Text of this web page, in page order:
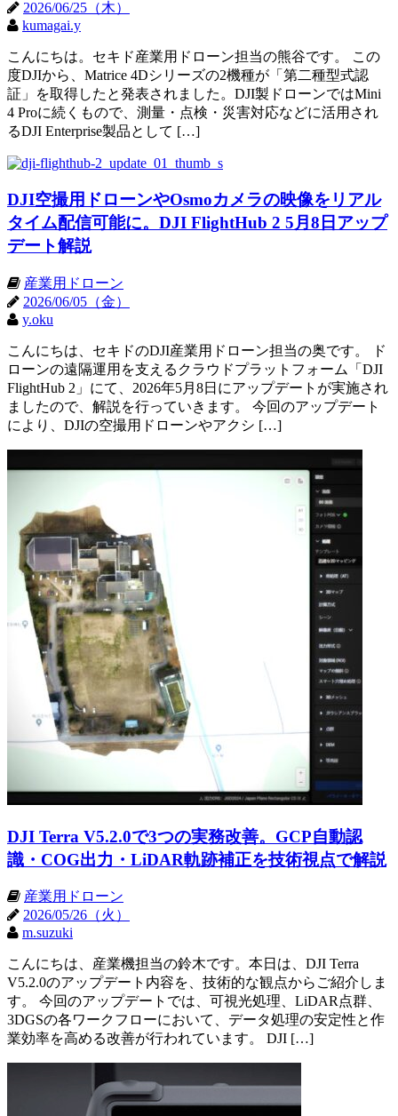
2026/06/25（木）
kumagai.y
こんにちは。セキド産業用ドローン担当の熊谷です。 この
度DJIから、Matrice 4Dシリーズの2機種が「第二種型式認
証」を取得したと発表されました。DJI製ドローンではMini
4 Proに続くもので、測量・点検・災害対応などに活用され
るDJI Enterprise製品として […]
DJI空撮用ドローンやOsmoカメラの映像をリアル
タイム配信可能に。DJI FlightHub 2 5月8日アップ
デート解説
産業用ドローン
2026/06/05（金）
y.oku
こんにちは、セキドのDJI産業用ドローン担当の奥です。 ド
ローンの遠隔運用を支えるクラウドプラットフォーム「DJI
FlightHub 2」にて、2026年5月8日にアップデートが実施され
ましたので、解説を行っていきます。 今回のアップデート
により、DJIの空撮用ドローンやアクシ […]
DJI Terra V5.2.0で3つの実務改善。GCP自動認
識・COG出力・LiDAR軌跡補正を技術視点で解説
産業用ドローン
2026/05/26（火）
m.suzuki
こんにちは、産業機担当の鈴木です。本日は、DJI Terra
V5.2.0のアップデート内容を、技術的な観点からご紹介しま
す。 今回のアップデートでは、可視光処理、LiDAR点群、
3DGSの各ワークフローにおいて、データ処理の安定性と作
業効率を高める改善が行われています。 DJI […]